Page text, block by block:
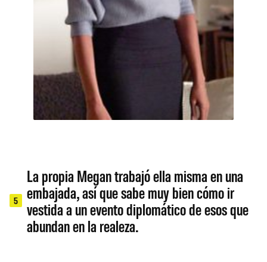
5
La propia Megan trabajó ella misma en una
embajada, así que sabe muy bien cómo ir
vestida a un evento diplomático de esos que
abundan en la realeza.